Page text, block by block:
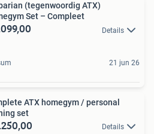
(tegenwoordig ATX)
Set – Compleet
Details
21 jun 26
ATX homegym / personal
set
Details